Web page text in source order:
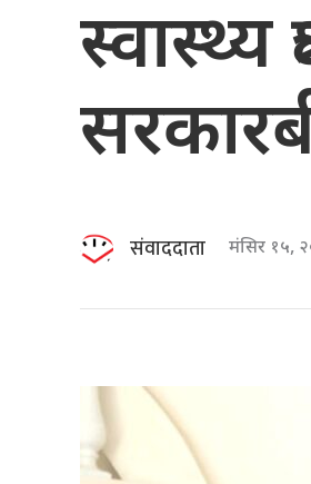
स्वास्थ्य
संवाददाता मंसिर १५,